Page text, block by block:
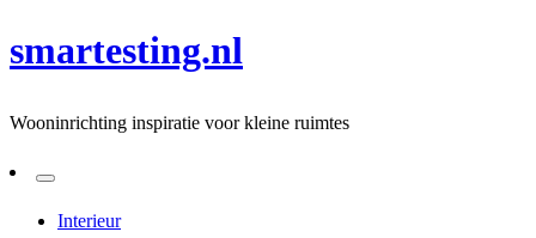
smartesting.nl
Wooninrichting inspiratie voor kleine ruimtes
Interieur